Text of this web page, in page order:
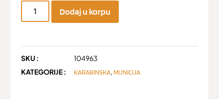
Dodaj u korpu
SKU :
104963
KATEGORIJE :
KARABINSKA, MUNICIJA